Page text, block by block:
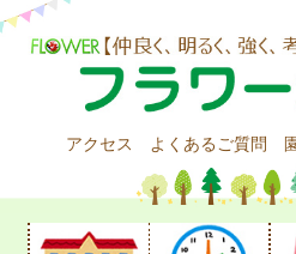
アクセス よくあるご質問